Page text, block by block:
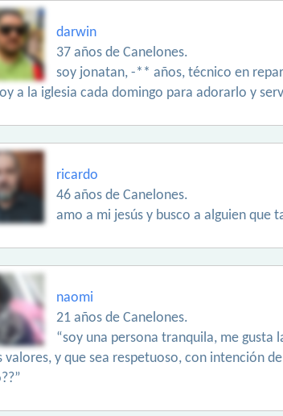
darwin
37 años de Canelones.
soy jonatan, -** años, técnico en
a la iglesia cada domingo para adorarlo y
ricardo
46 años de Canelones.
amo a mi jesús y busco a alguien que
naomi
21 años de Canelones.
“soy una persona tranquila, me gusta
valores, y que sea respetuoso, con intención